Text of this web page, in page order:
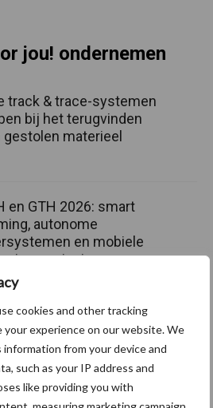
cookies and other tracking
experience on our website. We
information from your device and
such as your IP address and
like providing you with
jou! ondernemen
track & trace-systemen
bij het terugvinden
gestolen materieel
en GTH 2026: smart
autonome
en mobiele
Challenge maakt
opbrengst van
1,24 miljoen euro